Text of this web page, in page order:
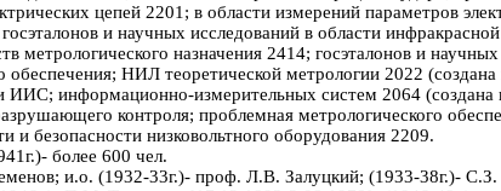
цепей 2201; в области измерений параметров
и научных исследований в области
метрологического назначения 2414; госэталонов и
обеспечения; НИЛ теоретической метрологии 2022
информационно-измерительных систем 2064 (создана
контроля; проблемная метрологического
и безопасности низковольтного оборудования 2209.
более 600 чел.
и.о. (1932-33г.)- проф. Л.В. Залуцкий; (1933-38г.)-